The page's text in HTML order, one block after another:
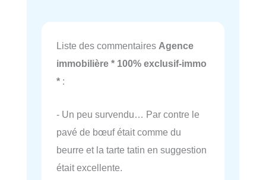
Liste des commentaires Agence
immobilière * 100% exclusif-immo
* :
- Un peu survendu… Par contre le
pavé de bœuf était comme du
beurre et la tarte tatin en suggestion
était excellente.